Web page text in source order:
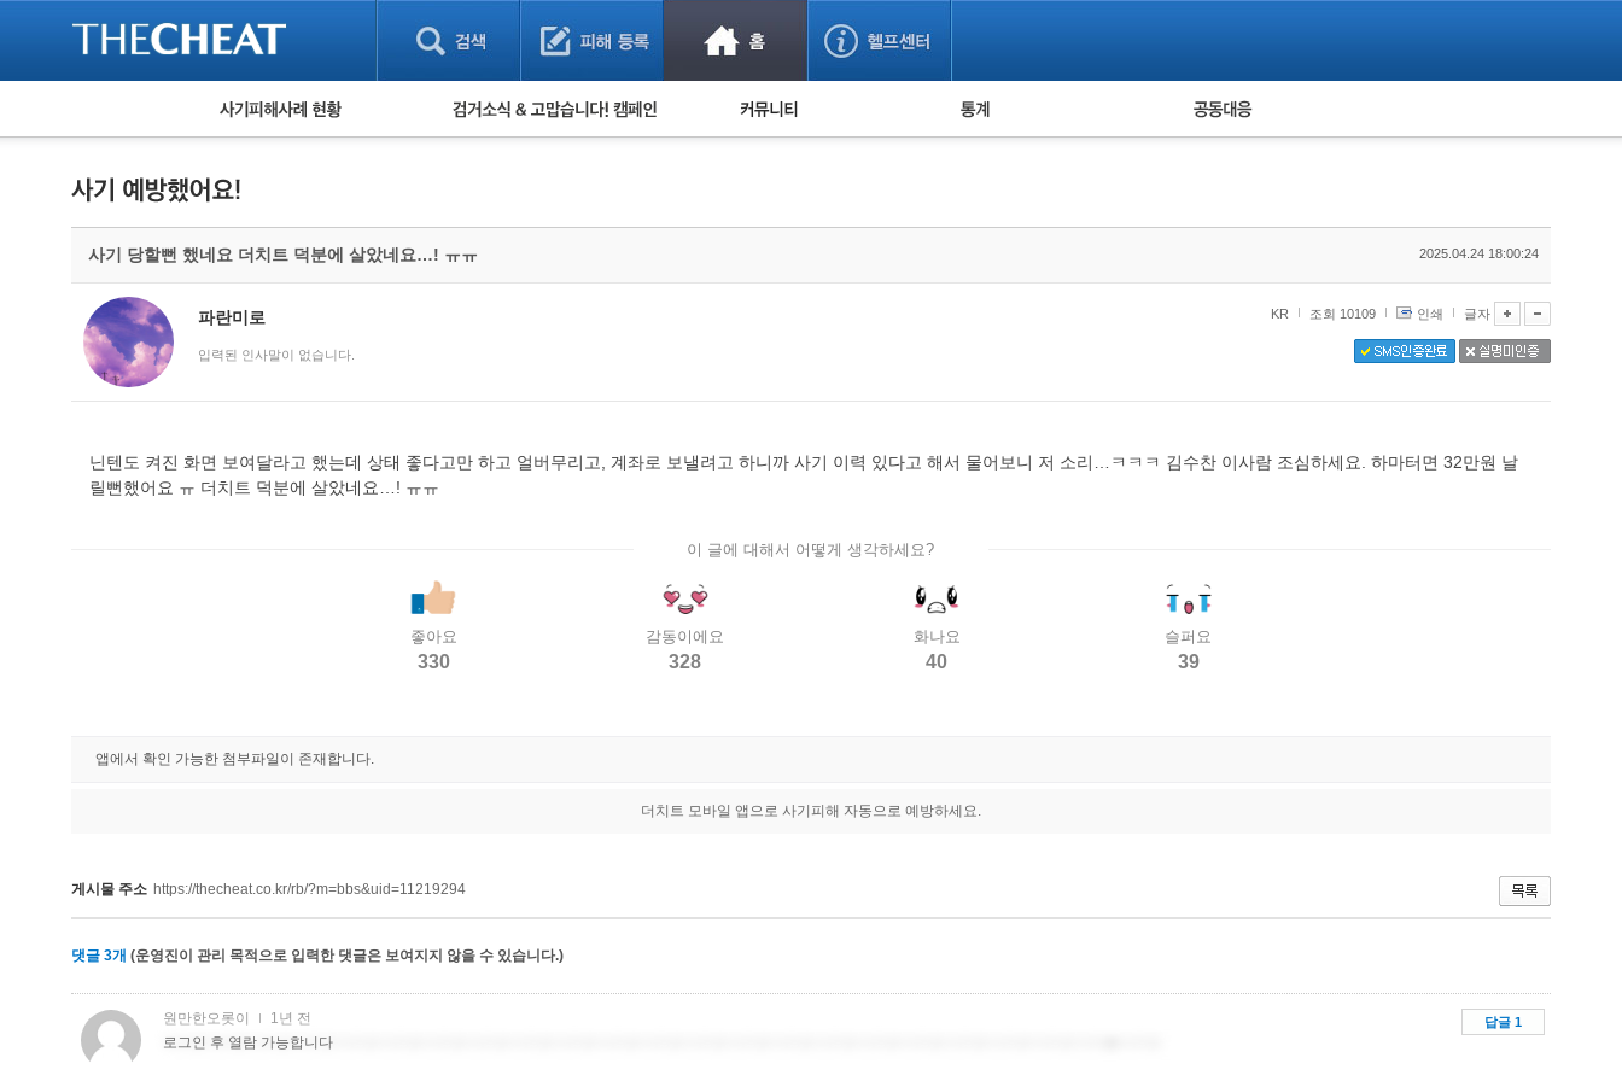
피해사례 현황
게임 · 비실물 피해사례
보이스피싱 피해사례
유해사이트 목록
비공개 피해사례
검거 소식 사기 예방했어요! 누적 피해사례 통계 피해자 공동대응
사기 당할뻔 했네요 더치트 덕분에 살았네요…! ㅠㅠ 2025.04.24 18:00:24
파란미로
입력된 인사말이 없습니다.
KR 조회 10109 인쇄 글자
닌텐도 켜진 화면 보여달라고 했는데 상태 좋다고만 하고 얼버무리고, 계좌로 보낼려고 하니까 사기 이력 있다고 해서 물어보니 저 소리…ㅋㅋㅋ 김수찬 이사람 조심하세요. 하마터면 32만원 날
릴뻔했어요 ㅠ 더치트 덕분에 살았네요…! ㅠㅠ
이 글에 대해서 어떻게 생각하세요?
좋아요
330
감동이에요
328
화나요
40
슬퍼요
39
앱에서 확인 가능한 첨부파일이 존재합니다.
더치트 모바일 앱으로 사기피해 자동으로 예방하세요.
게시물 주소 https://thecheat.co.kr/rb/?m=bbs&uid=11219294
댓글 3개 (운영진이 관리 목적으로 입력한 댓글은 보여지지 않을 수 있습니다.)